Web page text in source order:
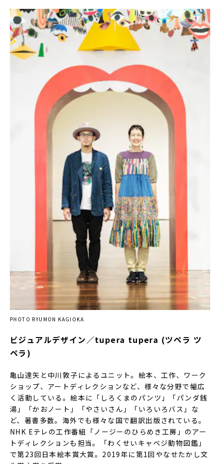
PHOTO RYUMON KAGIOKA
ビジュアルデザイン／tupera tupera (ツペラ ツ
ペラ)
亀山達矢と中川敦子によるユニット。絵本、工作、ワーク
ショップ、アートディレクションなど、様々な分野で幅広
く活動している。絵本に「しろくまのパンツ」「パンダ銭
湯」「かおノート」「やさいさん」「いろいろバス」な
ど、著書多数。海外でも様々な国で翻訳出版されている。
NHK Eテレの工作番組「ノージーのひらめき工房」のアー
トディレクションも担当。「わくせいキャベジ動物図鑑」
で第23回日本絵本賞大賞。2019年に第1回やなせたかし文